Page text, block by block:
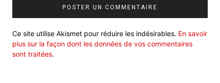
Ce site utilise Akismet pour réduire les indésirables. En savoir
plus sur la façon dont les données de vos commentaires
sont traitées.